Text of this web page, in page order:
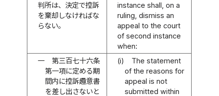
判所は、決定で控訴
を棄却しなければな
らない。
instance shall, on a
ruling, dismiss an
appeal to the court
of second instance
when:
一
第三百七十六条
第一項に定める期
間内に控訴趣意書
を差し出さないと
(i)
The statement
of the reasons for
appeal is not
submitted within